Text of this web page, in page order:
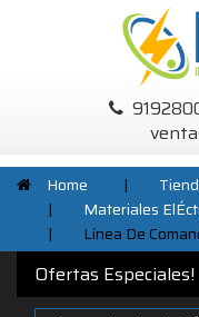
Home |
|
Materiales
|
Línea De
Ofertas Especiales!